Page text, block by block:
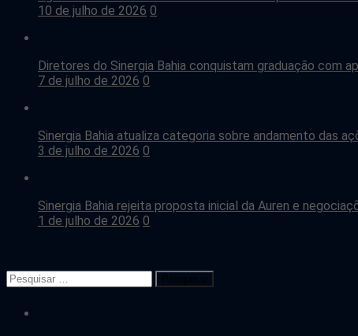
10 de julho de 2026 0
Diretores do Sinergia Bahia conquistam graduação com
7 de julho de 2026 0
Sinergia Bahia atualiza categoria sobre andamento das
3 de julho de 2026 0
Sinergia Bahia rejeita proposta inicial da Auren e
1 de julho de 2026 0
Pesquisar